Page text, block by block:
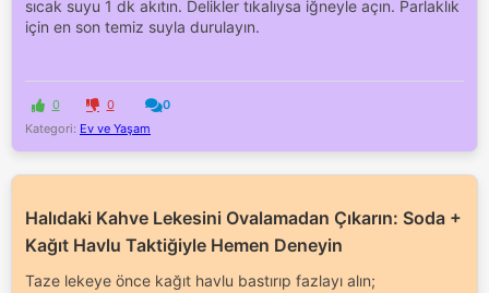
sıcak suyu 1 dk akıtın. Delikler tıkalıysa iğneyle açın. Parlaklık
için en son temiz suyla durulayın.
0 0
0
Kategori: Ev ve Yaşam
Halıdaki Kahve Lekesini Ovalamadan Çıkarın: Soda +
Kağıt Havlu Taktiğiyle Hemen Deneyin
Taze lekeye önce kağıt havlu bastırıp fazlayı alın;